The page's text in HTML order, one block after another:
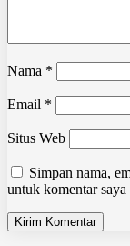
Nama *
Email *
Situs Web
Simpan nama,
untuk komentar